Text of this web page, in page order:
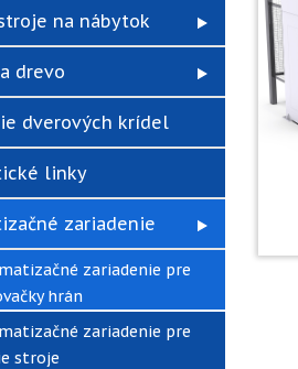
na nábytok
drevo
dverových krídel
linky
zariadenie
zariadenie pre
hrán
zariadenie pre
stroje